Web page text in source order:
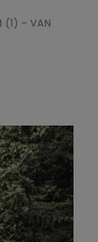
(1) – VAN